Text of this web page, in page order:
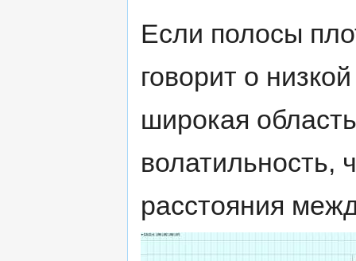
Если полосы
говорит о
широкая
волатильность,
расстояния